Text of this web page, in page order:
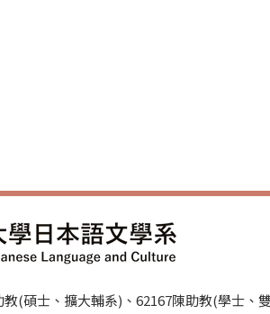
教(碩士、擴大輔系)、62167陳助教(學士、